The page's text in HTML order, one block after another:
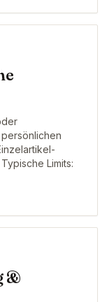
Limits:
&